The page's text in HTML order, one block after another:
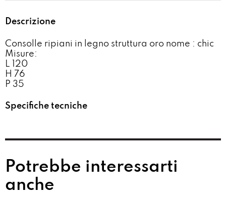
Descrizione
Consolle ripiani in legno struttura oro nome : chic
Misure:
L 120
H 76
P 35
Specifiche tecniche
Potrebbe interessarti
anche